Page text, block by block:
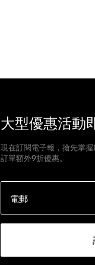
大型優惠活動
現在訂閱電子報，搶先掌
訂單額外9折優惠。
電郵